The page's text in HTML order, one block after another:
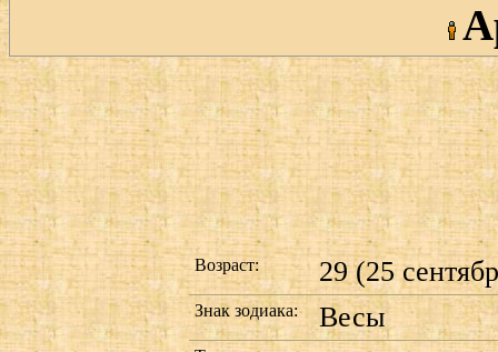
Возраст: 29 (25
Знак зодиака: Весы